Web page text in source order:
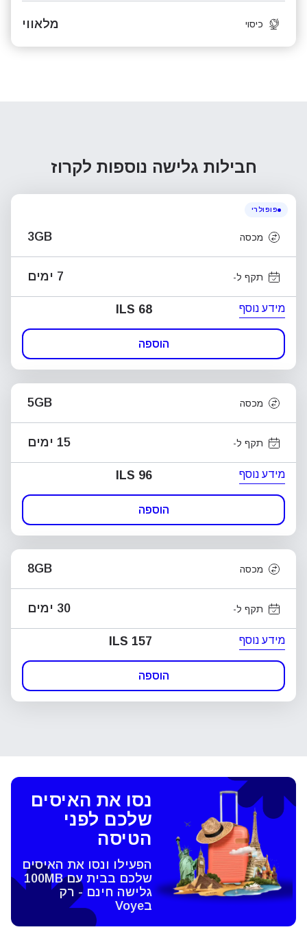
כיסוי מלאווי
חבילות גלישה נוספות לקרוז
פופולרי
מכסה 3GB
תקף ל- 7 ימים
מידע נוסף ILS 68
הוספה
מכסה 5GB
תקף ל- 15 ימים
מידע נוסף ILS 96
הוספה
מכסה 8GB
תקף ל- 30 ימים
מידע נוסף ILS 157
הוספה
נסו את האיסים
שלכם לפני
הטיסה
הפעילו ונסו את האיסים
שלכם בבית עם 100MB
גלישה חינם - רק
בVoye